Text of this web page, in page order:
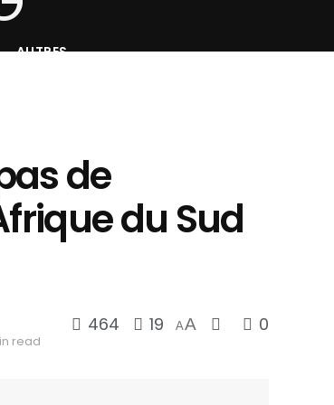
AUTRES
de
du Sud
read
464 19 AA 0